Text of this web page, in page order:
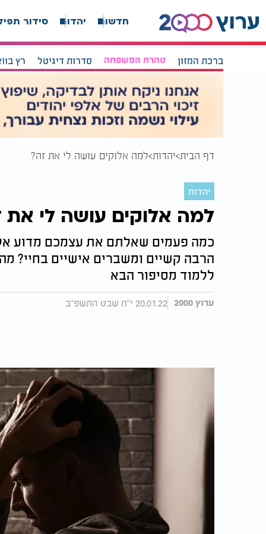
חדשות יהדות סידור
ברכת המזון טהרת המשפחה סדרות דיגיטל רץ
דף הבית יהדות למה אלוקים עושה לי את זה?
יהדות
למה אלוקים עושה לי את
כמה פעמים שאלתם את עצמכם מדוע
הרבה קשיים ומשברים אישיים בחיי?
ללמוד מסיפור הבא
ערוץ 2000 20.01.22 י"ח שבט התשפ"ב